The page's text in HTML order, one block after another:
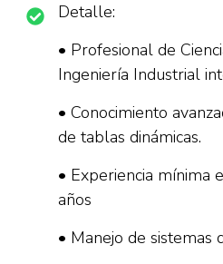
Detalle:
• Profesional de
Ingeniería Industrial
• Conocimiento
de tablas dinámicas.
• Experiencia mínima
años
• Manejo de sistemas